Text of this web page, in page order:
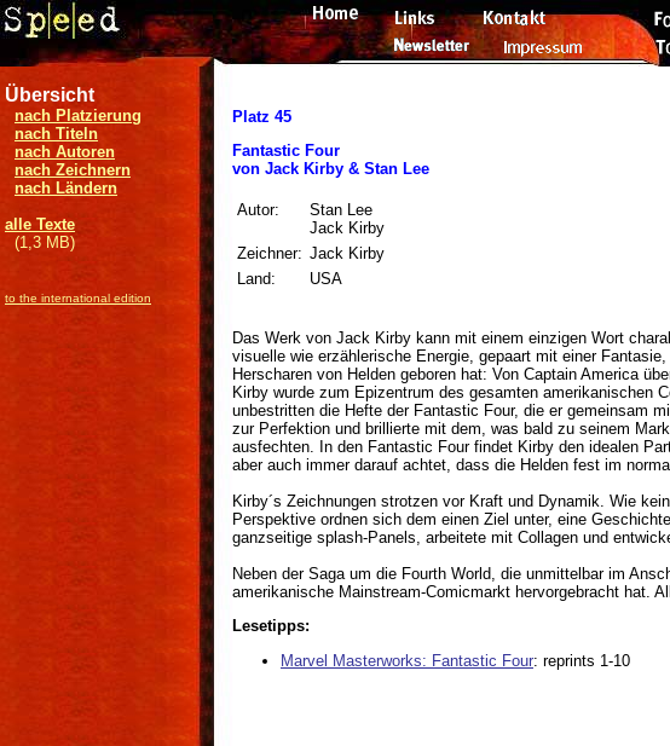
Übersicht
nach Platzierung
nach Titeln
nach Autoren
nach Zeichnern
nach Ländern
alle Texte
(1,3 MB)
to the international edition
Platz 45
Fantastic Four
von Jack Kirby & Stan Lee
Autor:
Stan Lee
Jack Kirby
Zeichner: Jack Kirby
Land:
USA
Das Werk von Jack Kirby kann mit einem einzigen Wort
visuelle wie erzählerische Energie, gepaart mit einer
Herscharen von Helden geboren hat: Von Captain America
Kirby wurde zum Epizentrum des gesamten amerikanischen
unbestritten die Hefte der Fantastic Four, die er gemeinsam
zur Perfektion und brillierte mit dem, was bald zu seinem
ausfechten. In den Fantastic Four findet Kirby den idealen
aber auch immer darauf achtet, dass die Helden fest im
Kirby´s Zeichnungen strotzen vor Kraft und Dynamik. Wie
Perspektive ordnen sich dem einen Ziel unter, eine
ganzseitige splash-Panels, arbeitete mit Collagen und
Neben der Saga um die Fourth World, die unmittelbar im
amerikanische Mainstream-Comicmarkt hervorgebracht hat.
Lesetipps:
Marvel Masterworks: Fantastic Four: reprints 1-10